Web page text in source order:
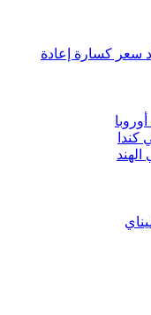
سعر كسارة إعادة